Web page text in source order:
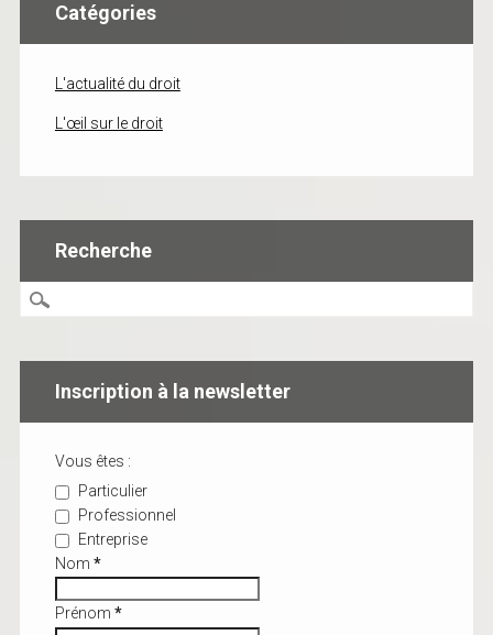
Catégories
L'actualité du droit
L'œil sur le droit
Recherche
Inscription à la newsletter
Vous êtes :
Particulier
Professionnel
Entreprise
Nom *
Prénom *